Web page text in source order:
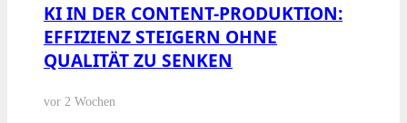
KI IN DER CONTENT-PRODUKTION:
EFFIZIENZ STEIGERN OHNE
QUALITÄT ZU SENKEN
vor 2 Wochen